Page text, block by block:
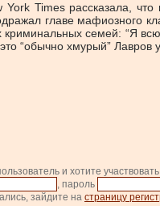
Times рассказала,
главе мафиозного
криминальных семей: “Я
“обычно хмурый” Лавров
и хотите
, пароль
зайдите на страницу